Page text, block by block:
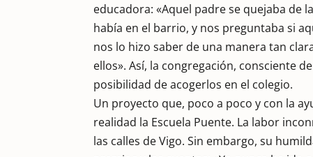
educadora: «Aquel padre se quejaba de
había en el barrio, y nos preguntaba si
nos lo hizo saber de una manera tan
ellos». Así, la congregación, consciente
posibilidad de acogerlos en el colegio.
Un proyecto que, poco a poco y con la
realidad la Escuela Puente. La labor
las calles de Vigo. Sin embargo, su